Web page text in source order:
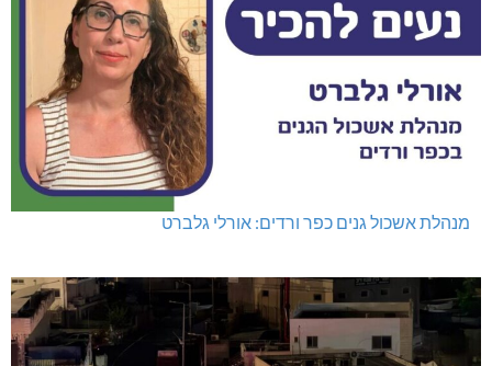
מנהלת אשכול גנים כפר ורדים: אורלי גלברט